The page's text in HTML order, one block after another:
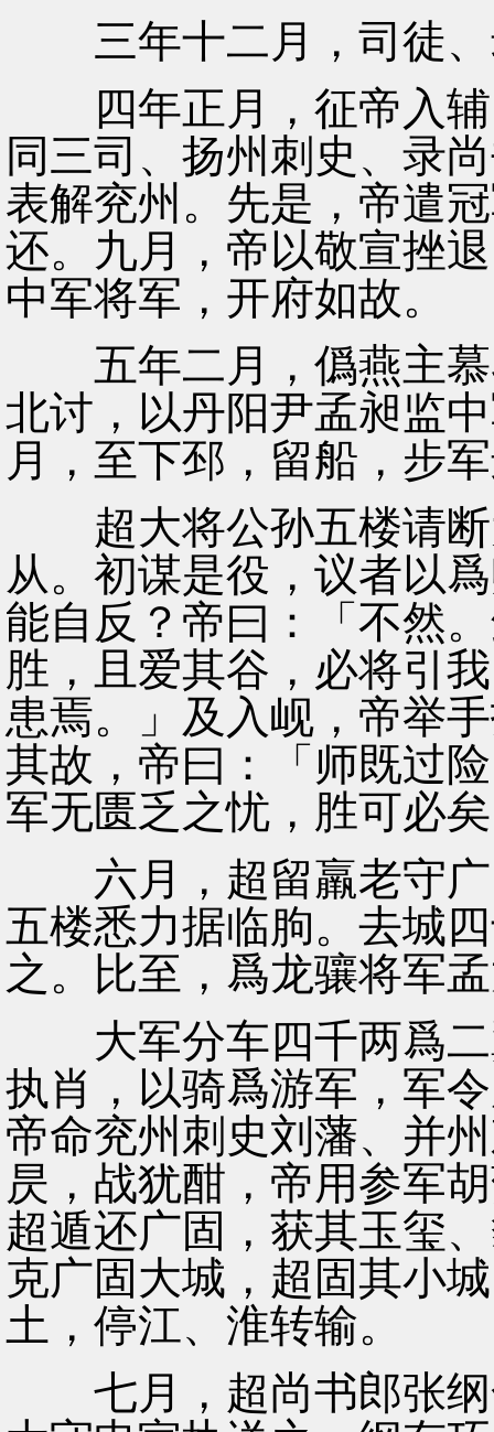
三年十二月，司徒、
四年正月，征帝入辅
同三司、扬州刺史、录
表解兖州。先是，帝遣
还。九月，帝以敬宣挫
中军将军，开府如故。
五年二月，僞燕主慕
北讨，以丹阳尹孟昶监
月，至下邳，留船，步
超大将公孙五楼请断
从。初谋是役，议者以
能自反？帝曰：「不然
胜，且爱其谷，必将引
患焉。」及入岘，帝举
其故，帝曰：「师既过
军无匮乏之忧，胜可必
六月，超留羸老守广
五楼悉力据临朐。去城
之。比至，爲龙骧将军
大军分车四千两爲二
执肖，以骑爲游军，军
帝命兖州刺史刘藩、并
昃，战犹酣，帝用参军
超遁还广固，获其玉玺
克广固大城，超固其小
土，停江、淮转输。
七月，超尚书郎张纲